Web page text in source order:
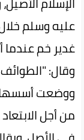
عليه وسلم
غدير خم عندما
وقال:
ووضعت أسسها
من أجل